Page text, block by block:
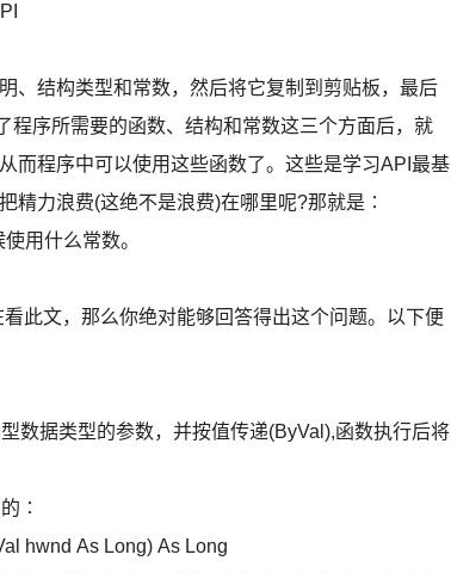
、结构类型和常数，然后将它复制到剪贴板，最后
序所需要的函数、结构和常数这三个方面后，就
而程序中可以使用这些函数了。这些是学习API最基
精力浪费(这绝不是浪费)在哪里呢?那就是∶
用什么常数。
此文，那么你绝对能够回答得出这个问题。以下便
数据类型的参数，并按值传递(ByVal),函数执行后将
∶
hwnd As Long) As Long